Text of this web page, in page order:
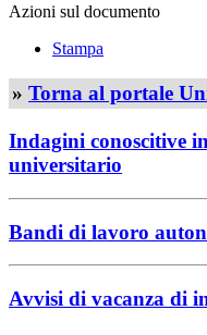
Azioni sul documento
Stampa
» Torna al portale
Indagini conoscitive
universitario
Bandi di lavoro
Avvisi di vacanza di